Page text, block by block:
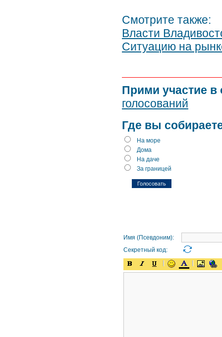
Смотрите также:
Власти
Ситуацию на
Прими участие в
голосований
Где вы
На море
Дома
На даче
За границей
Имя (Псевдоним):
Секретный код: